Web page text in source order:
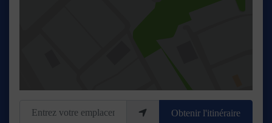
Obtenir l'itinéraire